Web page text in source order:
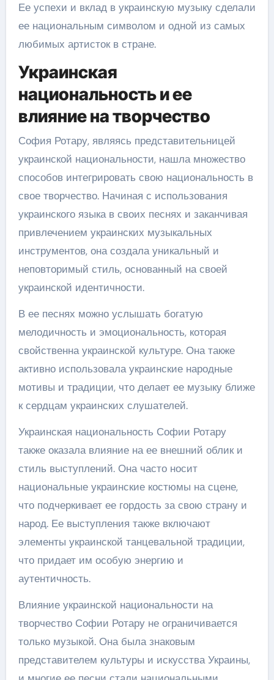
Ее успехи и вклад в украинскую музыку сделали
ее национальным символом и одной из самых
любимых артисток в стране.
Украинская
национальность и ее
влияние на творчество
София Ротару, являясь представительницей
украинской национальности, нашла множество
способов интегрировать свою национальность в
свое творчество. Начиная с использования
украинского языка в своих песнях и заканчивая
привлечением украинских музыкальных
инструментов, она создала уникальный и
неповторимый стиль, основанный на своей
украинской идентичности.
В ее песнях можно услышать богатую
мелодичность и эмоциональность, которая
свойственна украинской культуре. Она также
активно использовала украинские народные
мотивы и традиции, что делает ее музыку ближе
к сердцам украинских слушателей.
Украинская национальность Софии Ротару
также оказала влияние на ее внешний облик и
стиль выступлений. Она часто носит
национальные украинские костюмы на сцене,
что подчеркивает ее гордость за свою страну и
народ. Ее выступления также включают
элементы украинской танцевальной традиции,
что придает им особую энергию и
аутентичность.
Влияние украинской национальности на
творчество Софии Ротару не ограничивается
только музыкой. Она была знаковым
представителем культуры и искусства Украины,